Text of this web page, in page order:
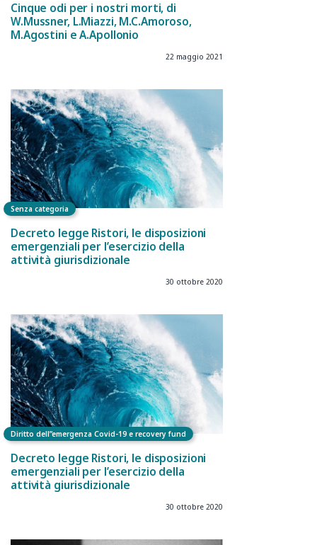
Cinque odi per i nostri morti, di
W.Mussner, L.Miazzi, M.C.Amoroso,
M.Agostini e A.Apollonio
22 maggio 2021
Senza categoria
Decreto legge Ristori, le disposizioni
emergenziali per l’esercizio della
attività giurisdizionale
30 ottobre 2020
Diritto dell”emergenza Covid-19 e recovery fund
Decreto legge Ristori, le disposizioni
emergenziali per l’esercizio della
attività giurisdizionale
30 ottobre 2020